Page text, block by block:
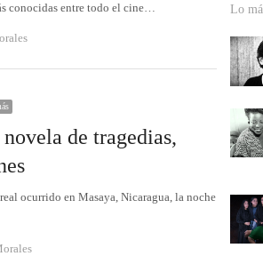
conocidas entre todo el cine…
de tragedias,
ocurrido en Masaya, Nicaragua, la noche
Lo